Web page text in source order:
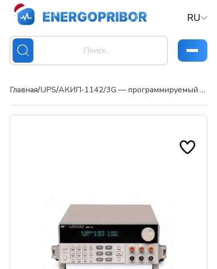
RU
Главная/UPS/ АКИП-1142/3G — программируемый источник питания постоянного тока